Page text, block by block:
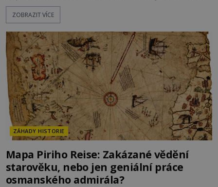
hrubou silou. Podle staré německé legendy vypustí
obyvatelé za hradby dobře živeného králíka, aby
dost. Čas pracuje pro obléhatele. Ve městě ubývají
zásoby a každý den znamená další porci strádá
ZOBRAZIT VÍCE
ZÁHADY HISTORIE
Mapa Piriho Reise: Zakázané vědění
starověku, nebo jen geniální práce
osmanského admirála?